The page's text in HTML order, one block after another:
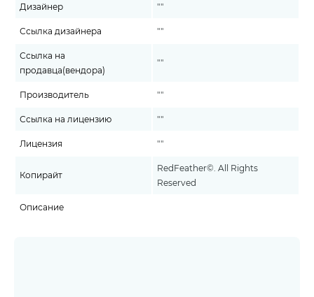
Дизайнер ""
Ссылка дизайнера ""
Ссылка на
продавца(вендора)
""
Производитель ""
Ссылка на лицензию ""
Лицензия ""
Копирайт
RedFeather©. All Rights
Reserved
Описание